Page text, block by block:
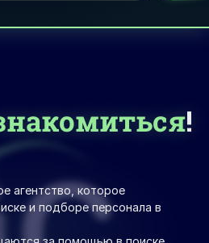
!
агентство, которое
и подборе персонала в